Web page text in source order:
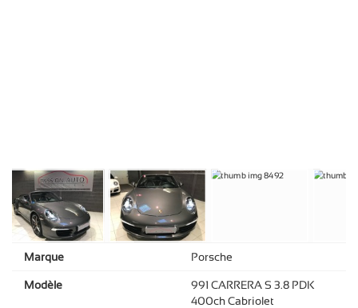
Marque Porsche
Modèle
991 CARRERA S 3.8 PDK
400ch Cabriolet